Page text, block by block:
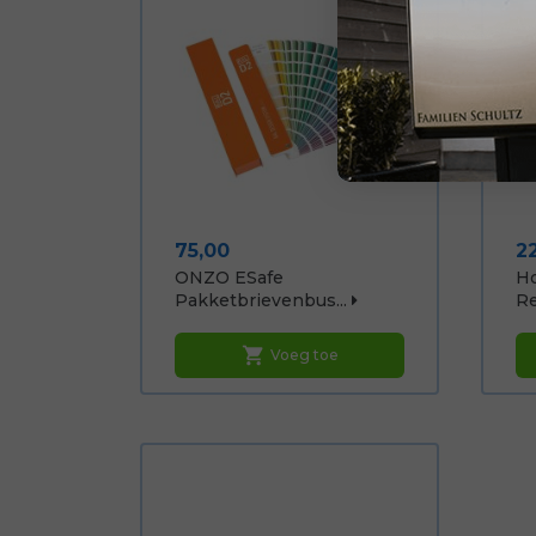
Prijs
75,00
ONZO ESafe
Pakketbrievenbus...
shopping_cart Voeg toe